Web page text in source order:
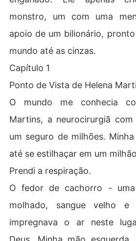
monstro, um com uma
apoio de um bilionário,
mundo até as cinzas.
Capítulo 1
Ponto de Vista de Helena
O mundo me conhecia
Martins, a neurocirurgiã
um seguro de milhões.
até se estilhaçar em um
Prendi a respiração.
O fedor de cachorro -
molhado, sangue velho
impregnava o ar neste